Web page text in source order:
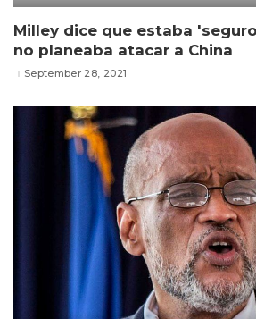
Milley dice que estaba
no planeaba atacar a China
September 28, 2021